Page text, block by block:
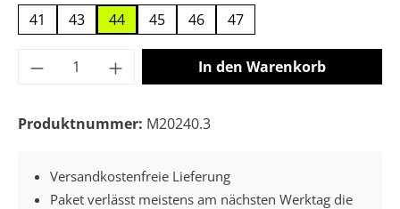
41
43 44 45 46 47
Produkt Anzahl: Gib den gewünschten
In den Warenkorb
Produktnummer: M20240.3
Versandkostenfreie Lieferung
Paket verlässt meistens am nächsten Werktag die